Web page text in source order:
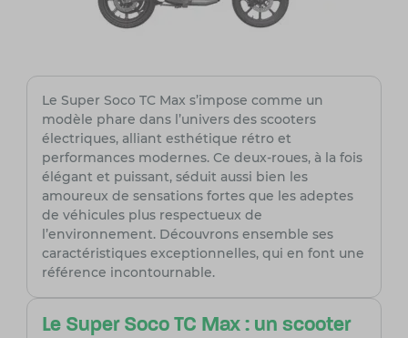
Le Super Soco TC Max s’impose comme un
modèle phare dans l’univers des scooters
électriques, alliant esthétique rétro et
performances modernes. Ce deux-roues, à la fois
élégant et puissant, séduit aussi bien les
amoureux de sensations fortes que les adeptes
de véhicules plus respectueux de
l’environnement. Découvrons ensemble ses
caractéristiques exceptionnelles, qui en font une
référence incontournable.
Le Super Soco TC Max : un scooter